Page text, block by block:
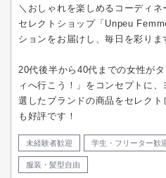
＼おしゃれを楽しめるコーディネ
セレクトショップ「Unpeu
ションをお届けし、毎日を彩りま
20代後半から40代までの女性が
ィへ行こう！」をコンセプトに
選したブランドの商品をセレク
も好評です！
未経験者歓迎 学生・フリーター歓
服装・髪型自由